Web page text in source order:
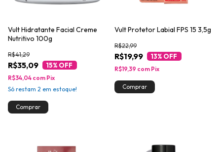
Vult Hidratante Facial Creme
Nutritivo 100g
R$35,09
R$41,29
15% OFF
R$34,04 com Pix
Só restam 2 em estoque!
Vult Protetor Labial FPS 15 3,5g
R$19,99
R$22,99
13% OFF
R$19,39 com Pix
Comprar